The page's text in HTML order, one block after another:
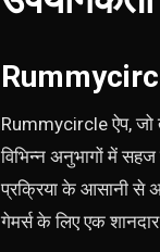
Rummycircle ऐप, जो
विभिन्न अनुभागों में
प्रक्रिया के आसानी से
गेमर्स के लिए एक